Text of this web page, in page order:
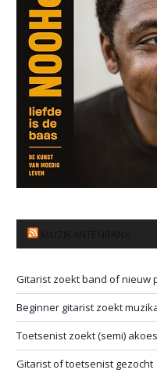
Gitarist zoekt band of nieuw
Beginner gitarist zoekt
Toetsenist zoekt (semi)
Gitarist of toetsenist gezocht